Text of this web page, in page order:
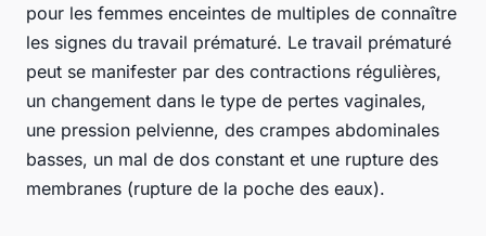
pour les femmes enceintes de multiples de connaître
les signes du travail prématuré. Le travail prématuré
peut se manifester par des contractions régulières,
un changement dans le type de pertes vaginales,
une pression pelvienne, des crampes abdominales
basses, un mal de dos constant et une rupture des
membranes (rupture de la poche des eaux).